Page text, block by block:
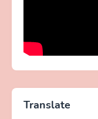
Translate